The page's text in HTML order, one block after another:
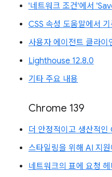
'네트워크 조건'에서
CSS 속성 도움말에서 기
사용자 에이전트 클라이
Lighthouse 12.8.0
기타 주요 내용
Chrome 139
더 안정적이고 생산적
스타일링을 위해 AI 지
네트워크의 표에 요청